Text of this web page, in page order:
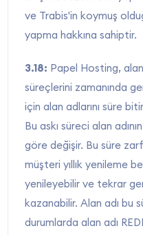
ve Trabis'in koymuş
yapma hakkına sahiptir.
3.18: Papel Hosting,
süreçlerini zamanında
için alan adlarını süre
Bu askı süreci alan
göre değişir. Bu süre
müşteri yıllık yenileme
yenileyebilir ve tekrar
kazanabilir. Alan adı bu
durumlarda alan adı